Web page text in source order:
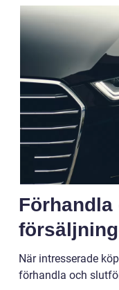
När intresserade
förhandla och